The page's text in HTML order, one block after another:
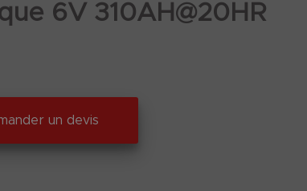
6V 310AH@20HR
un devis